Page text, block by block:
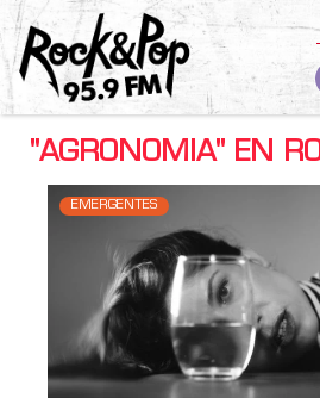
"AGRONOMIA" EN
EMERGENTES